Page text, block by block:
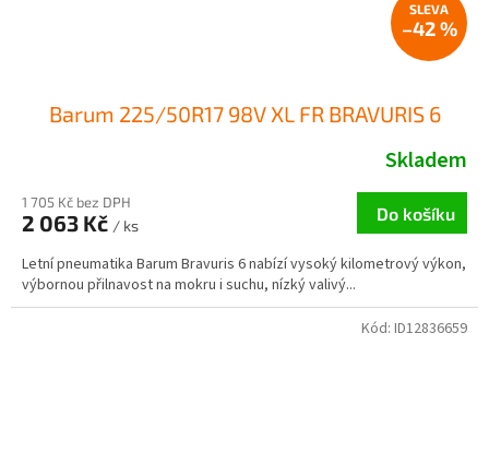
–42 %
Barum 225/50R17 98V XL FR BRAVURIS 6
Skladem
1 705 Kč bez DPH
2 063 Kč / ks
Do košíku
Letní pneumatika Barum Bravuris 6 nabízí vysoký kilometrový výkon,
výbornou přilnavost na mokru i suchu, nízký valivý...
Kód: ID12836659